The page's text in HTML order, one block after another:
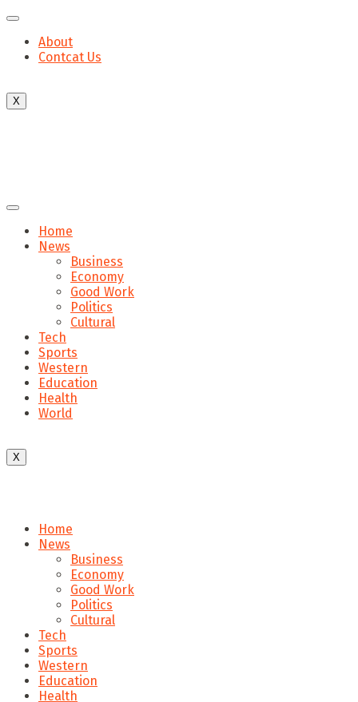
About
Contcat Us
X
Home
News
Business
Economy
Good Work
Politics
Cultural
Tech
Sports
Western
Education
Health
World
X
Home
News
Business
Economy
Good Work
Politics
Cultural
Tech
Sports
Western
Education
Health